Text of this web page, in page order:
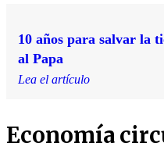
10 años para salvar la
al Papa
Lea el artículo
Economía